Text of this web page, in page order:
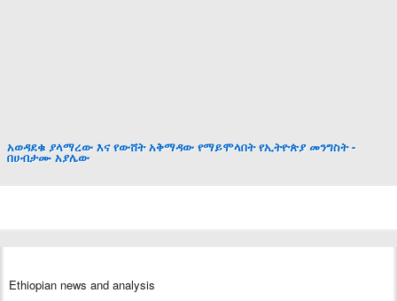
አወዳደቁ ያላማረው እና የውሸት አቅማዳው የማይሞላበት የኢትዮጵያ መንግስት -
በሀብታሙ አያሌው
Ethiopian news and analysis